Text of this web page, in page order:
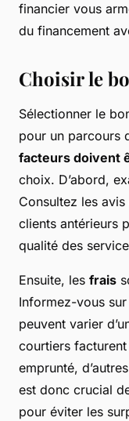
financier vous
du financement
Choisir le
Sélectionner le
pour un parcours
facteurs doivent
choix. D’abord,
Consultez les
clients antérieurs
qualité des
Ensuite, les frais
Informez-vous
peuvent varier
courtiers
emprunté,
est donc crucial
pour éviter les